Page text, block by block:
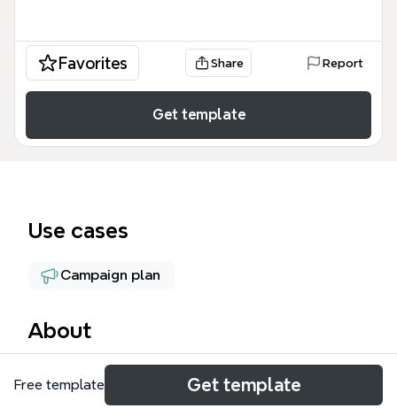
Favorites Share Report
Get template
Use cases
Campaign plan
About
行銷計畫範本是一份專為企業行銷團隊設計的完整心智
圖模板，涵蓋從市場分析到財務預測的六大核心模組，
Free template Get template